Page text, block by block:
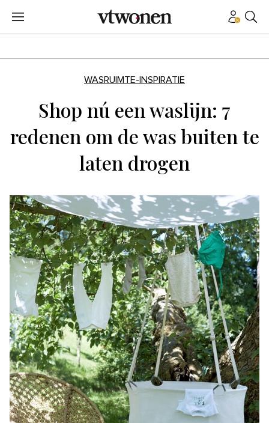
WASRUIMTE-INSPIRATIE
Shop nú een waslijn: 7
redenen om de was buiten te
laten drogen